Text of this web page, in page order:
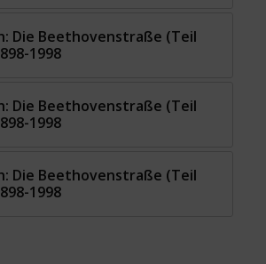
Die Beethovenstraße (Teil
1998
Die Beethovenstraße (Teil
1998
Die Beethovenstraße (Teil
1998